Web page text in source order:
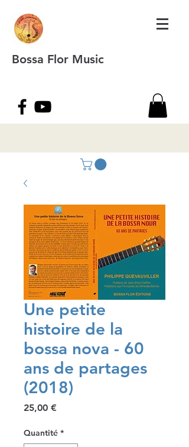
Bossa Flor Music
Une petite
histoire de la
bossa nova - 60
ans de partages
(2018)​​
25,00 €
Quantité *